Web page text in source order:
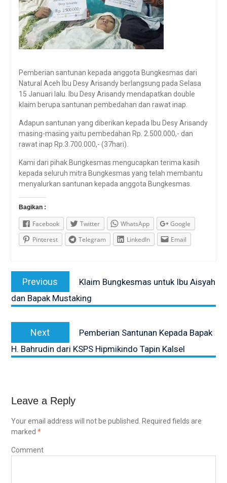
Pemberian santunan kepada anggota Bungkesmas dari
Natural Aceh Ibu Desy Arisandy berlangsung pada Selasa
15 Januari lalu. Ibu Desy Arisandy mendapatkan double
klaim berupa santunan pembedahan dan rawat inap.
Adapun santunan yang diberikan kepada Ibu Desy Arisandy
masing-masing yaitu pembedahan Rp. 2.500.000,- dan
rawat inap Rp.3.700.000,- (37hari).
Kami dari pihak Bungkesmas mengucapkan terima kasih
kepada seluruh mitra Bungkesmas yang telah membantu
menyalurkan santunan kepada anggota Bungkesmas.
Bagikan :
Facebook Twitter WhatsApp
Google
Pinterest
Telegram LinkedIn Email
Post
navigation
Previous
Previous
post:
Klaim Bungkesmas untuk Ibu Aisyah
dan Bapak Mustaking
Next
Next
post:
Pemberian Santunan Kepada Bapak
H. Bahrudin dari KSPS Hipmikindo Tapin Kalsel
Leave a Reply
Your email address will not be published.
Required fields are
marked *
Comment